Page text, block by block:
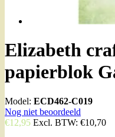
Elizabeth
papierblok
Model: ECD462-C019
Nog niet beoordeeld
€12,95 Excl. BTW: €10,70